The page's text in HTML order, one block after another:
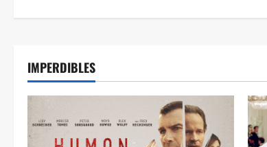
IMPERDIBLES